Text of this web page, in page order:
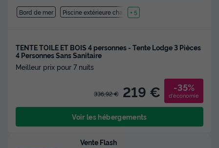
Bord de mer Piscine extérieure chauffée
+ 5
TENTE TOILE ET BOIS 4 personnes - Tente Lodge 3 Pièces
4 Personnes Sans Sanitaire
Meilleur prix pour 7 nuits
336,92 € 219 € -35%
d'économie
Voir les hébergements
Vente Flash